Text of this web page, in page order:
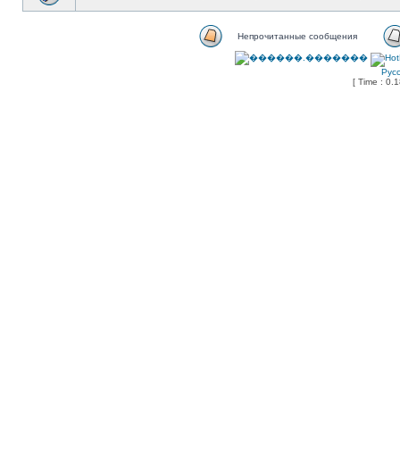
Непрочитанные сообщения
[ Time :